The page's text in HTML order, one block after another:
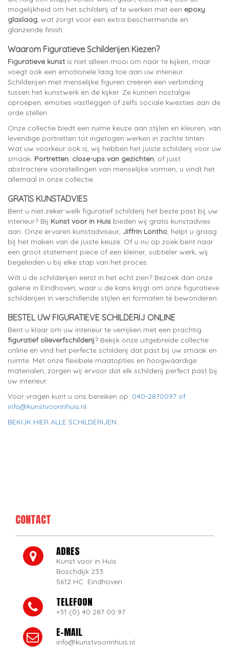
mogelijkheid om het schilderij af te werken met een epoxy
glaslaag, wat zorgt voor een extra beschermende en
glanzende finish.
Waarom Figuratieve Schilderijen Kiezen?
Figuratieve kunst is niet alleen mooi om naar te kijken, maar
voegt ook een emotionele laag toe aan uw interieur.
Schilderijen met menselijke figuren creëren een verbinding
tussen het kunstwerk en de kijker. Ze kunnen nostalgie
oproepen, emoties vastleggen of zelfs sociale kwesties aan de
orde stellen.
Onze collectie biedt een ruime keuze aan stijlen en kleuren, van
levendige portretten tot ingetogen werken in zachte tinten.
Wat uw voorkeur ook is, wij hebben het juiste schilderij voor uw
smaak. Portretten, close-ups van gezichten, of juist
abstractere voorstellingen van menselijke vormen, u vindt het
allemaal in onze collectie.
GRATIS KUNSTADVIES
Bent u niet zeker welk figuratief schilderij het beste past bij uw
interieur? Bij Kunst voor in Huis bieden wij gratis kunstadvies
aan. Onze ervaren kunstadviseur, Jiffrin Lontho, helpt u graag
bij het maken van de juiste keuze. Of u nu op zoek bent naar
een groot statement piece of een kleiner, subtieler werk, wij
begeleiden u bij elke stap van het proces.
Wilt u de schilderijen eerst in het echt zien? Bezoek dan onze
galerie in Eindhoven, waar u de kans krijgt om onze figuratieve
schilderijen in verschillende stijlen en formaten te bewonderen.
BESTEL UW FIGURATIEVE SCHILDERIJ ONLINE
Bent u klaar om uw interieur te verrijken met een prachtig
figuratief olieverfschilderij? Bekijk onze uitgebreide collectie
online en vind het perfecte schilderij dat past bij uw smaak en
ruimte. Met onze flexibele maatopties en hoogwaardige
materialen, zorgen wij ervoor dat elk schilderij perfect past bij
uw interieur.
Voor vragen kunt u ons bereiken op: 040-2870097 of
info@kunstvoorinhuis.nl
BEKIJK HIER ALLE SCHILDERIJEN
CONTACT
ADRES
Kunst voor in Huis
Boschdijk 233
5612 HC Eindhoven
TELEFOON
+31 (0) 40 287 00 97
E-MAIL
info@kunstvoorinhuis.nl